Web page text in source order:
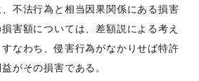
不法行為と相当因果関係にある損害
害額については、差額説による考え
なわち、侵害行為がなかりせば特許
がその損害である。